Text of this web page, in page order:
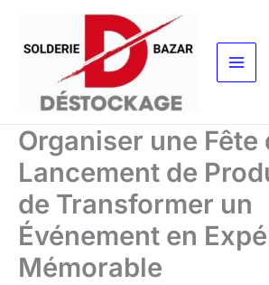
contenu
Organiser une Fête
Lancement de
de Transformer un
Événement en
Mémorable